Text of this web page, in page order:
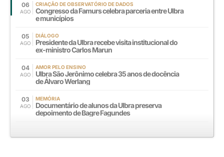
06
AGO
CRIAÇÃO DE OBSERVATÓRIO DE DADOS
Congresso da Famurs celebra parceria entre Ulbra
e municípios
05
AGO
DIÁLOGO
Presidente da Ulbra recebe visita institucional do
ex-ministro Carlos Marun
04
AGO
AMOR PELO ENSINO
Ulbra São Jerônimo celebra 35 anos de docência
de Álvaro Werlang
03
AGO
MEMÓRIA
Documentário de alunos da Ulbra preserva
depoimento de Bagre Fagundes